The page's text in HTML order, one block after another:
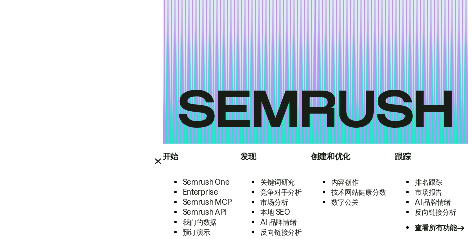
开始
Semrush One
Enterprise
Semrush MCP
Semrush API
我们的数据
预订演示
发现
关键词研究
竞争对手分析
市场分析
本地 SEO
AI 品牌情绪
反向链接分析
创建和优化
内容创作
技术网站健康分数
数字公关
跟踪
排名跟踪
市场报告
AI 品牌情绪
反向链接分析
查看所有功能